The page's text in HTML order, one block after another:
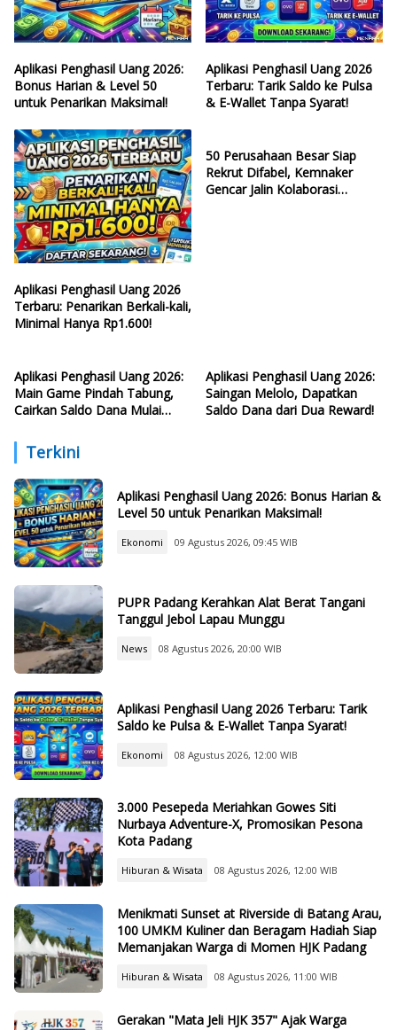
Aplikasi Penghasil Uang 2026:
Bonus Harian & Level 50
untuk Penarikan Maksimal!
Aplikasi Penghasil Uang 2026
Terbaru: Tarik Saldo ke Pulsa
& E-Wallet Tanpa Syarat!
Aplikasi Penghasil Uang 2026
Terbaru: Penarikan Berkali-kali,
Minimal Hanya Rp1.600!
50 Perusahaan Besar Siap
Rekrut Difabel, Kemnaker
Gencar Jalin Kolaborasi
Aplikasi Penghasil Uang 2026:
Main Game Pindah Tabung,
Cairkan Saldo Dana Mulai
Aplikasi Penghasil Uang 2026:
Saingan Melolo, Dapatkan
Saldo Dana dari Dua Reward!
Terkini
Aplikasi Penghasil Uang 2026: Bonus Harian &
Level 50 untuk Penarikan Maksimal!
Ekonomi 09 Agustus 2026, 09:45 WIB
PUPR Padang Kerahkan Alat Berat Tangani
Tanggul Jebol Lapau Munggu
News 08 Agustus 2026, 20:00 WIB
Aplikasi Penghasil Uang 2026 Terbaru: Tarik
Saldo ke Pulsa & E-Wallet Tanpa Syarat!
Ekonomi 08 Agustus 2026, 12:00 WIB
3.000 Pesepeda Meriahkan Gowes Siti
Nurbaya Adventure-X, Promosikan Pesona
Kota Padang
Hiburan & Wisata 08 Agustus 2026, 12:00 WIB
Menikmati Sunset at Riverside di Batang Arau,
100 UMKM Kuliner dan Beragam Hadiah Siap
Memanjakan Warga di Momen HJK Padang
Hiburan & Wisata 08 Agustus 2026, 11:00 WIB
Gerakan "Mata Jeli HJK 357" Ajak Warga